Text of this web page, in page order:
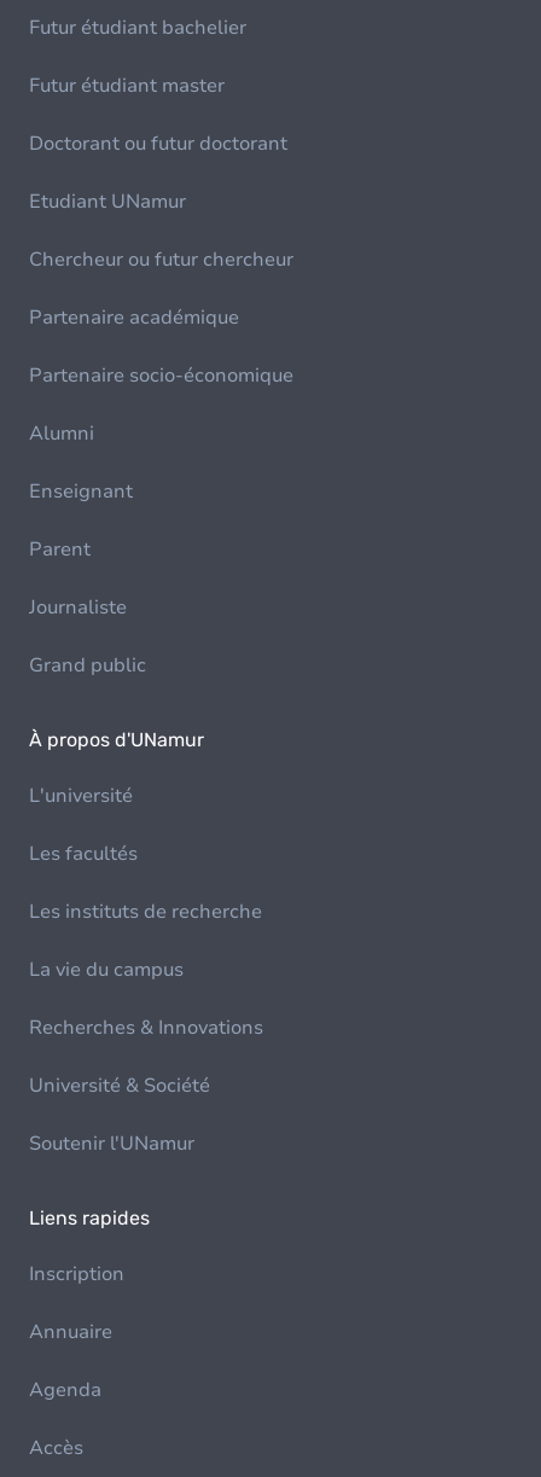
Futur étudiant bachelier
Futur étudiant master
Doctorant ou futur doctorant
Etudiant UNamur
Chercheur ou futur chercheur
Partenaire académique
Partenaire socio-économique
Alumni
Enseignant
Parent
Journaliste
Grand public
À propos d'UNamur
L'université
Les facultés
Les instituts de recherche
La vie du campus
Recherches & Innovations
Université & Société
Soutenir l'UNamur
Liens rapides
Inscription
Annuaire
Agenda
Accès